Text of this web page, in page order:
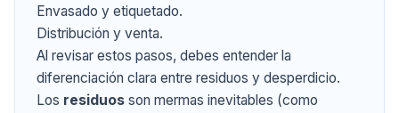
Envasado y etiquetado.
Distribución y venta.
Al revisar estos pasos, debes entender la
diferenciación clara entre residuos y desperdicio.
Los residuos son mermas inevitables (como